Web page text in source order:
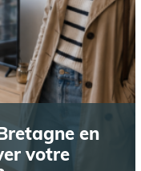
en
votre